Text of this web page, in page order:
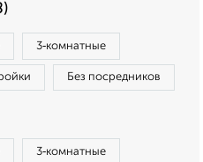
3‑комнатные
Без посредников
3‑комнатные